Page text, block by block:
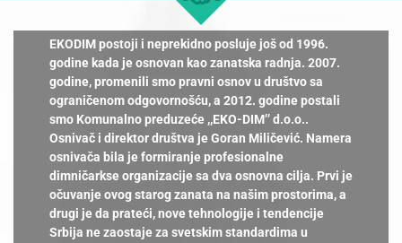
EKODIM postoji i neprekidno posluje još od 1996.
godine kada je osnovan kao zanatska radnja. 2007.
godine, promenili smo pravni osnov u društvo sa
ograničenom odgovornošću, a 2012. godine postali
smo Komunalno preduzeće ,,EKO-DIM’’ d.o.o..
Osnivač i direktor društva je Goran Miličević. Namera
osnivača bila je formiranje profesionalne
dimničarkse organizacije sa dva osnovna cilja. Prvi je
očuvanje ovog starog zanata na našim prostorima, a
drugi je da prateći, nove tehnologije i tendencije
Srbija ne zaostaje za svetskim standardima u